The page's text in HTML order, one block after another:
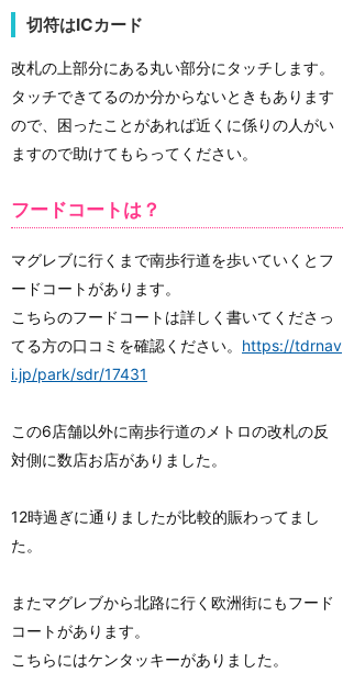
切符はICカード
改札の上部分にある丸い部分にタッチします。
タッチできてるのか分からないときもあります
ので、困ったことがあれば近くに係りの人がい
ますので助けてもらってください。
フードコートは？
マグレブに行くまで南歩行道を歩いていくとフ
ードコートがあります。
こちらのフードコートは詳しく書いてくださっ
てる方の口コミを確認ください。 https://tdrnav
i.jp/park/sdr/17431
この6店舗以外に南歩行道のメトロの改札の反
対側に数店お店がありました。
12時過ぎに通りましたが比較的賑わってまし
た。
またマグレブから北路に行く欧洲街にもフード
コートがあります。
こちらにはケンタッキーがありました。